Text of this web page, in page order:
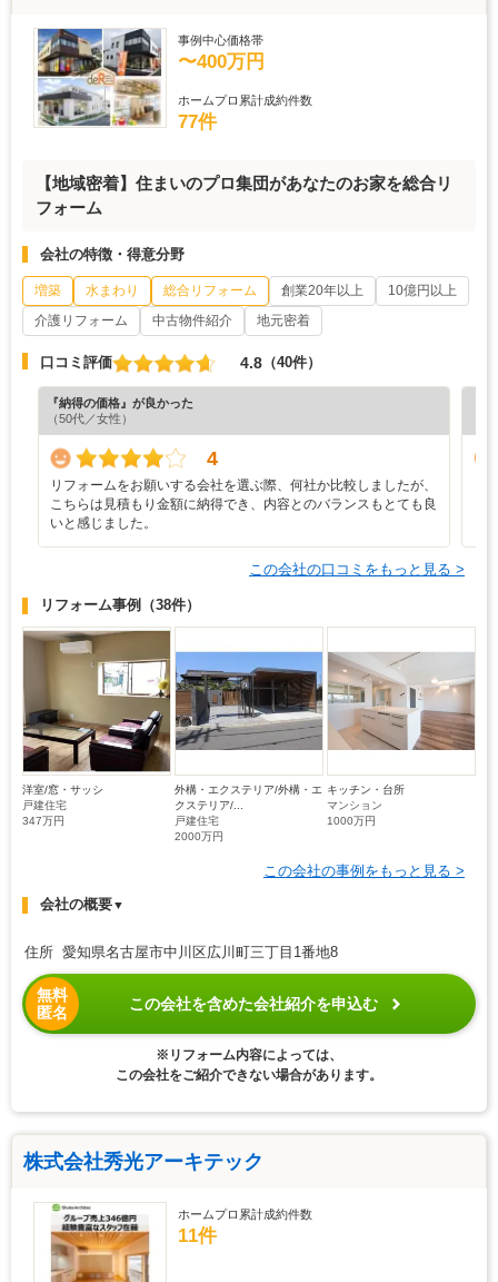
事例中心価格帯
〜400万円
ホームプロ累計成約件数
77件
【地域密着】住まいのプロ集団があなたのお家を総合リ
フォーム
会社の特徴・得意分野
増築 水まわり 総合リフォーム 創業20年以上
10億円以上
介護リフォーム
中古物件紹介 地元密着
口コミ評価 4.8 （40件）
『納得の価格』が良かった
（50代／女性）
4
リフォームをお願いする会社を選ぶ際、何社か比較しましたが、
こちらは見積もり金額に納得でき、内容とのバランスもとても良
いと感じました。
この会社の口コミをもっと見る >
リフォーム事例 （38件）
洋室/窓・サッシ
戸建住宅
347万円
外構・エクステリア/外構・エ
クステリア/...
戸建住宅
2000万円
キッチン・台所
マンション
1000万円
この会社の事例をもっと見る >
会社の概要▼
住所 愛知県名古屋市中川区広川町三丁目1番地8
無料
匿名
この会社を含めた会社紹介を申込む
※リフォーム内容によっては、
この会社をご紹介できない場合があります。
株式会社秀光アーキテック
ホームプロ累計成約件数
11件